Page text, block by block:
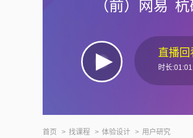
直播回
时长
首页 找课程 体验设计 用户研究